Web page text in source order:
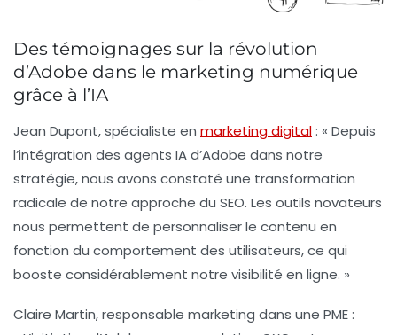
Des témoignages sur la révolution
d’Adobe dans le marketing numérique
grâce à l’IA
Jean Dupont, spécialiste en marketing digital: « Depuis
l’intégration des agents IA d’Adobe dans notre
stratégie, nous avons constaté une transformation
radicale de notre approche du SEO. Les outils novateurs
nous permettent de personnaliser le contenu en
fonction du comportement des utilisateurs, ce qui
booste considérablement notre visibilité en ligne. »
Claire Martin, responsable marketing dans une PME :